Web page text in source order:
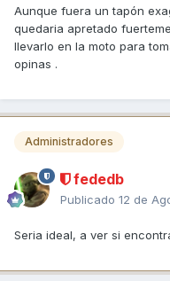
Aunque fuera un tapón
quedaria apretado
llevarlo en la moto para
opinas .
Administradores
fededb
Publicado 12 de
Seria ideal, a ver si